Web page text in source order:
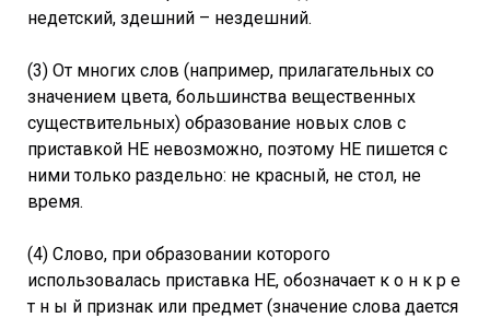
недетский, здешний – нездешний.
(3) От многих слов (например, прилагательных со
значением цвета, большинства вещественных
существительных) образование новых слов с
приставкой НЕ невозможно, поэтому НЕ пишется с
ними только раздельно: не красный, не стол, не
время.
(4) Слово, при образовании которого
использовалась приставка НЕ, обозначает к о н к р е
т н ы й признак или предмет (значение слова дается